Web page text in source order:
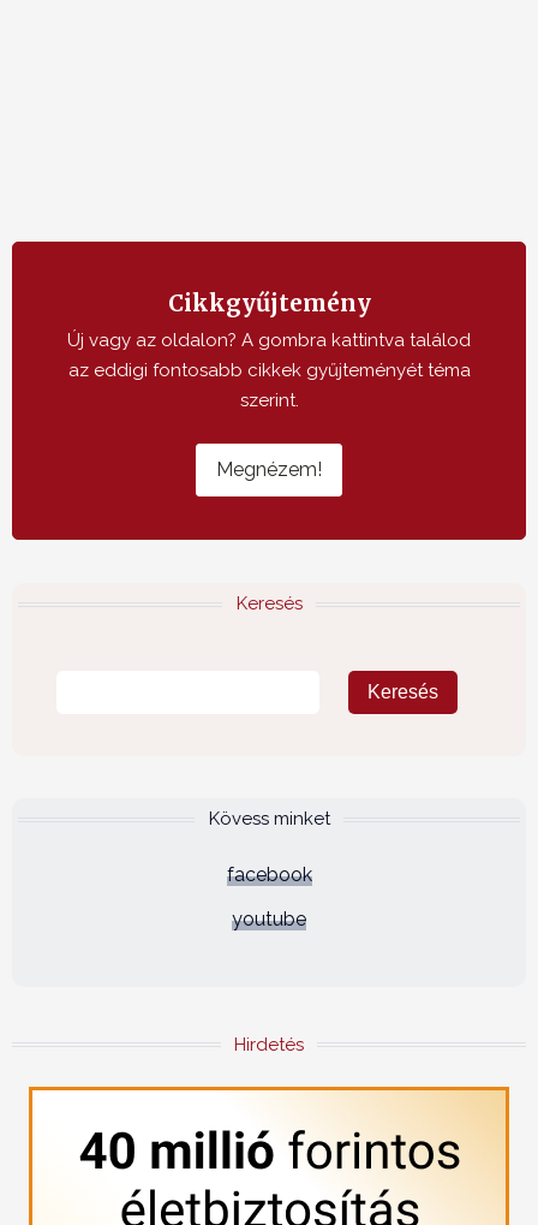
Cikkgyűjtemény
Új vagy az oldalon? A gombra kattintva találod
az eddigi fontosabb cikkek gyűjteményét téma
szerint.
Megnézem!
Keresés
Kövess minket
facebook
youtube
Hirdetés